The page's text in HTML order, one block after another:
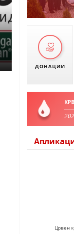
ДОНАЦИИ
Црвен